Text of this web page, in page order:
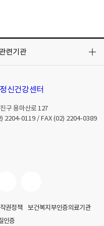
련기관
구 용마산로 127
2204-0119/ FAX (02) 2204-0389
권정책
보건복지부인증의료기관
인증